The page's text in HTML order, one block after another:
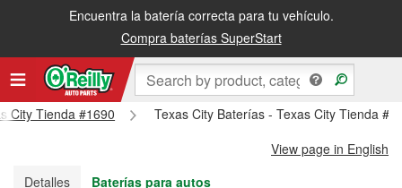
Encuentra la batería correcta para tu vehículo.
Compra baterías SuperStart
Recibe tu orden gratis al día siguiente o recógela en la tienda
City Tienda #1690
Texas City Baterías - Texas City Tienda
View page in English
Detalles
Baterías para autos